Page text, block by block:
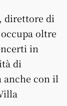
direttore di
oltre
in
di
anche con il